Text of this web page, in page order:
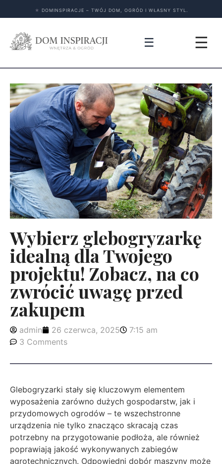
★ DOMINSPIRACJE – TWÓJ DOM, OGRÓD I WŁASNY STYL.
☰ ☰
Wybierz glebogryzarkę
idealną dla Twojego
projektu! Zobacz, na co
zwrócić uwagę przed
zakupem
admin 26 czerwca, 2025
7:15 am
3 Comments
Glebogryzarki stały się kluczowym elementem
wyposażenia zarówno dużych gospodarstw, jak i
przydomowych ogrodów – te wszechstronne
urządzenia nie tylko znacząco skracają czas
potrzebny na przygotowanie podłoża, ale również
poprawiają jakość wykonywanych zabiegów
agrotechnicznych. Odpowiedni dobór maszyny może